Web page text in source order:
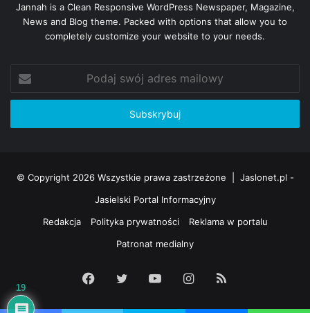
Jannah is a Clean Responsive WordPress Newspaper, Magazine,
News and Blog theme. Packed with options that allow you to
completely customize your website to your needs.
swój
adres
© Copyright 2026 Wszystkie prawa zastrzeżone | Jaslonet.pl -
Jasielski Portal Informacyjny
Redakcja
Polityka prywatności
Reklama w portalu
Patronat medialny
Facebook
Twitter YouTubeInstagram
19